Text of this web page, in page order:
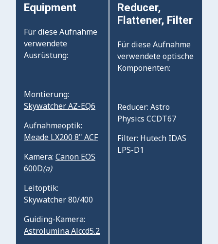
Equipment
Für diese Aufnahme
verwendete
Ausrüstung:
Montierung:
Skywatcher AZ-EQ6
Aufnahmeoptik:
Meade LX200 8" ACF
Kamera: Canon EOS
600D(a)
Leitoptik:
Skywatcher 80/400
Guiding-Kamera:
Astrolumina Alccd5.2
Reducer,
Flattener, Filter
Für diese Aufnahme
verwendete optische
Komponenten:
Reducer: Astro
Physics CCDT67
Filter: Hutech IDAS
LPS-D1